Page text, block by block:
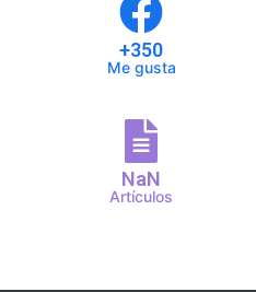
+350
Me gusta
NaN
Artículos